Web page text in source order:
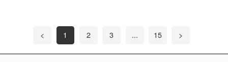
< 1 2 3 ... 15 >